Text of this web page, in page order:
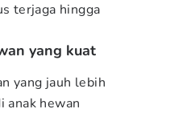
terjaga hingga
yang kuat
yang jauh lebih
anak hewan